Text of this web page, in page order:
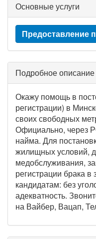
Основные услуги
Предоставление
Подробное описание
Окажу помощь в
регистрации) в
своих свободных
Официально, через
найма. Для
жилищных условий,
медобслуживания,
регистрации брака
кандидатам: без
адекватность.
на Вайбер, Вацап,